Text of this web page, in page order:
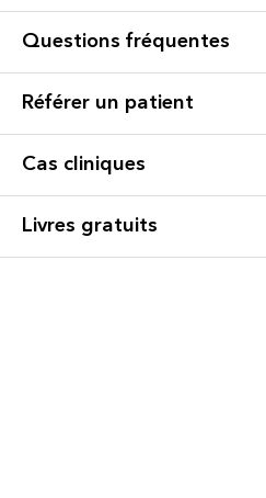
Questions fréquentes
Référer un patient
Cas cliniques
Livres gratuits